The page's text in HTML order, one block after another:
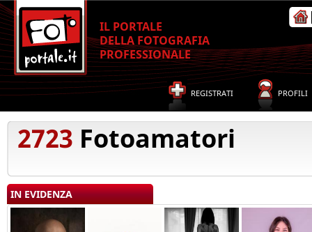
IL PORTALE
DELLA FOTOGRAFIA
PROFESSIONALE
REGISTRATI PROFILI
2723 Fotoamatori
IN EVIDENZA